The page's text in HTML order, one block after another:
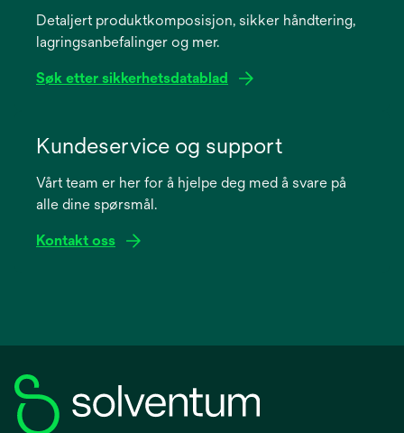
newDetaljert produktkomposisjon, sikker håndtering,
lagringsanbefalinger og mer.
Søk etter sikkerhetsdatablad
new
Kundeservice og support
Vårt team er her for å hjelpe deg med å svare på
alle dine spørsmål.
Kontakt oss